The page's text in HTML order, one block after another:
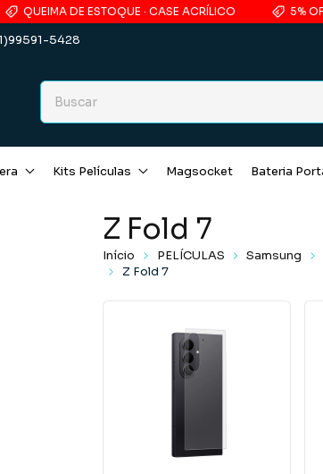
QUEIMA DE ESTOQUE · CASE ACRÍLICO 5% OFF
5428
Kits Películas Magsocket Bateria
Z Fold 7
Início PELÍCULAS Samsung
Z Fold 7